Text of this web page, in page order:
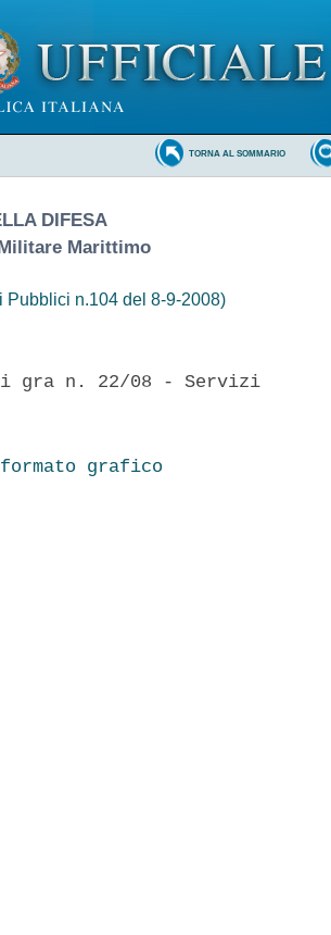
TORNA AL SOMMARIO
DIFESA
Marittimo
Pubblici n.104 del 8-9-2008)
gra n. 22/08 - Servizi
grafico